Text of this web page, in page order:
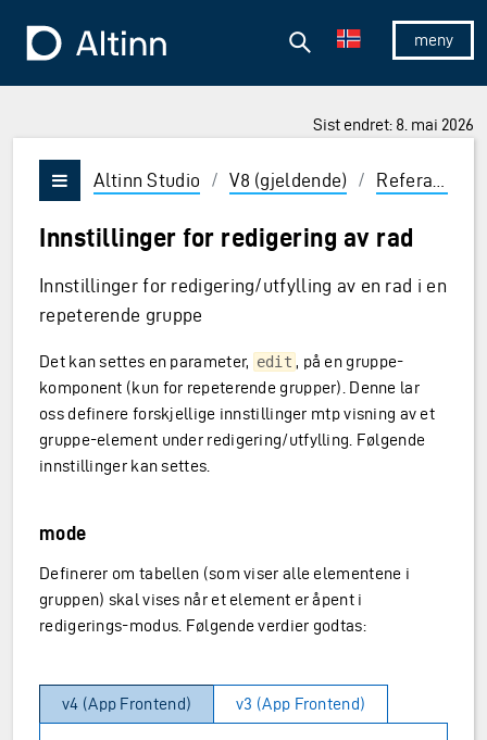
Vis/skjul
Søk
Sist endret: 8. mai 2026
og Enter for å velge
Vis/skjul meny
Altinn Studio / V8 (gjeldende) / Referanse
Innstillinger for redigering av rad
Innstillinger for redigering/utfylling av en rad i en
repeterende gruppe
Det kan settes en parameter, edit , på en gruppe-
komponent (kun for repeterende grupper). Denne lar
oss definere forskjellige innstillinger mtp visning av et
gruppe-element under redigering/utfylling. Følgende
innstillinger kan settes.
mode
Definerer om tabellen (som viser alle elementene i
gruppen) skal vises når et element er åpent i
redigerings-modus. Følgende verdier godtas:
v4 (App Frontend) v3 (App Frontend)